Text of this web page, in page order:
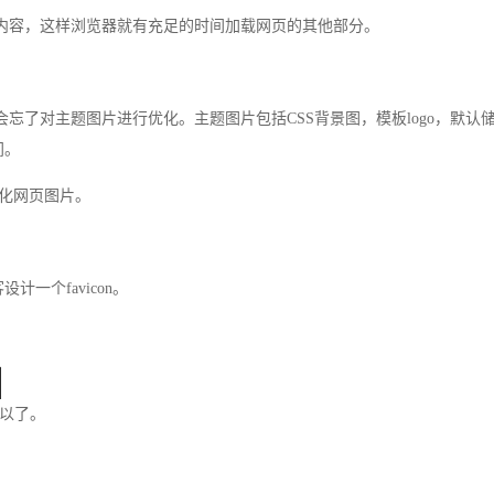
，这样浏览器就有充足的时间加载网页的其他部分。
忘了对主题图片进行优化。主题图片包括CSS背景图，模板logo，默认
网页图片。
计一个favicon。
了。